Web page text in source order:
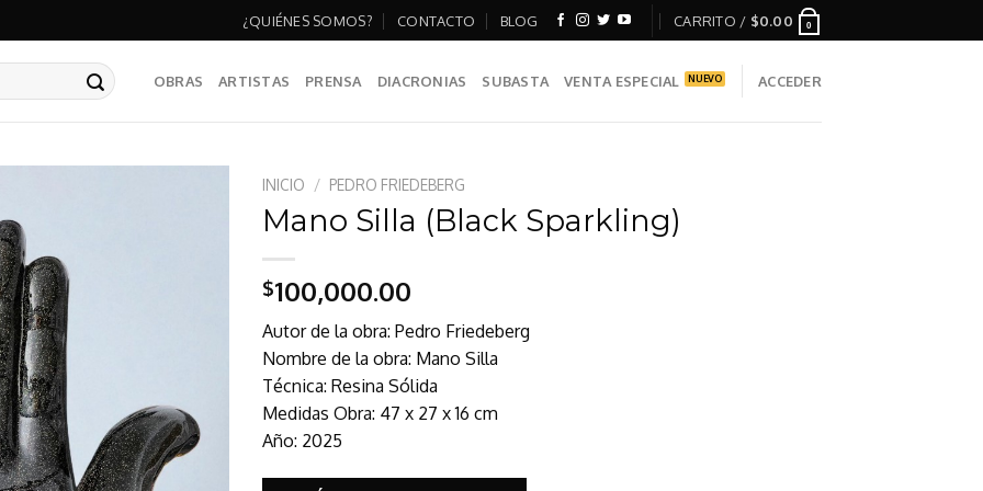
¿QUIÉNES SOMOS? CONTACTO BLOG CARRITO / $0.00 0
OBRAS ARTISTAS PRENSA DIACRONIAS SUBASTA VENTA ESPECIAL ACCEDER
INICIO / PEDRO FRIEDEBERG
Mano Silla (Black Sparkling)
$100,000.00
Autor de la obra: Pedro Friedeberg
Nombre de la obra: Mano Silla
Técnica: Resina Sólida
Medidas Obra: 47 x 27 x 16 cm
Año: 2025